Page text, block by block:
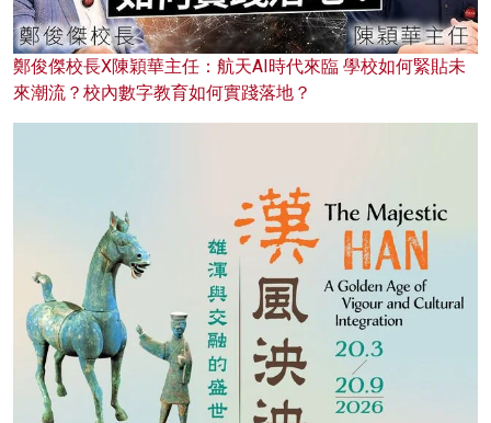
鄭俊傑校長X陳穎華主任：航天AI時代來臨 學校如何緊貼未
來潮流？校內數字教育如何實踐落地？